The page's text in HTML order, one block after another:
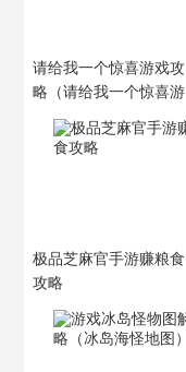
请给我一个惊喜游戏攻
略（请给我一个惊喜游
戏攻略大全）
极品芝麻官手游赚粮食
攻略